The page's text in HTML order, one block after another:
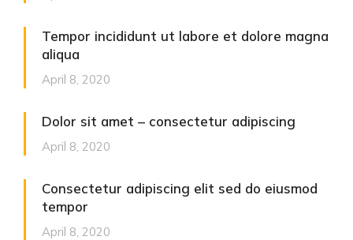
Tempor incididunt ut labore et dolore magna
aliqua
April 8, 2020
Dolor sit amet – consectetur adipiscing
April 8, 2020
Consectetur adipiscing elit sed do eiusmod
tempor
April 8, 2020